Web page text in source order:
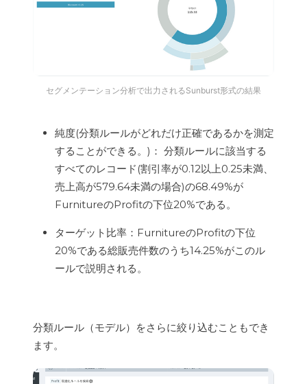
セグメンテーション分析で出力されるSunburst形式の結果
純度(分類ルールがどれだけ正確であるかを測定
することができる。)： 分類ルールに該当する
すべてのレコード(割引率が0.12以上0.25未満、
売上高が579.64未満の場合)の68.49%が
FurnitureのProfitの下位20%である。
ターゲット比率：FurnitureのProfitの下位
20%である総販売件数のうち14.25%がこのル
ールで説明される。
分類ルール（モデル）をさらに絞り込むこともでき
ます。